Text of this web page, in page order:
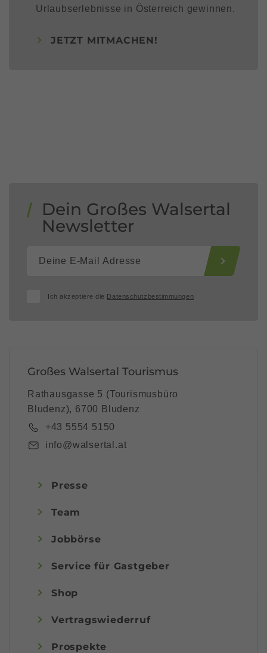
Urlaubserlebnisse in Österreich gewinnen.
JETZT MITMACHEN!
Dein Großes Walsertal
Newsletter
Ich akzeptiere die Datenschutzbestimmungen
Großes Walsertal Tourismus
Rathausgasse 5 (Tourismusbüro
Bludenz), 6700 Bludenz
+43 5554 5150
info@walsertal.at
Presse
Team
Jobbörse
Service für Gastgeber
Shop
Vertragswiederruf
Prospekte